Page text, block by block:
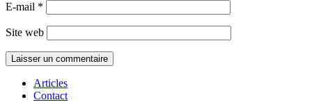
E-mail *
Site web
Articles
Contact